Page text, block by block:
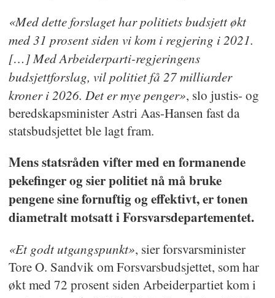
«Med dette forslaget har politiets budsjett økt
med 31 prosent siden vi kom i regjering i 2021.
[…] Med Arbeiderparti-regjeringens
budsjettforslag, vil politiet få 27 milliarder
kroner i 2026. Det er mye penger», slo justis- og
beredskapsminister Astri Aas-Hansen fast da
statsbudsjettet ble lagt fram.
Mens statsråden vifter med en formanende
pekefinger og sier politiet nå må bruke
pengene sine fornuftig og effektivt, er tonen
diametralt motsatt i Forsvarsdepartementet.
«Et godt utgangspunkt», sier forsvarsminister
Tore O. Sandvik om Forsvarsbudsjettet, som har
økt med 72 prosent siden Arbeiderpartiet kom i